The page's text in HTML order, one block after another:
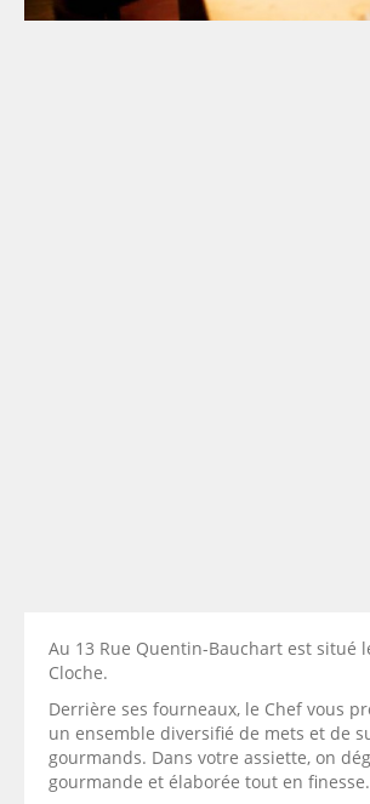
Au 13 Rue Quentin-Bauchart est situé
Cloche.
Derrière ses fourneaux, le Chef vous
un ensemble diversifié de mets et de
gourmands. Dans votre assiette, on
gourmande et élaborée tout en finesse.